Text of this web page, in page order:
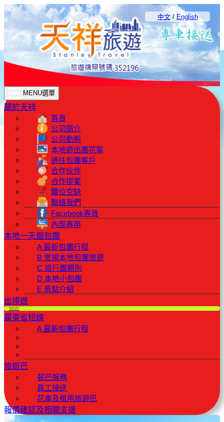
中文/ English
MENU選單
關於天祥
首頁
公司簡介
公司動態
本地遊出團花絮
過往包團客戶
合作伙伴
合作提案
職位空缺
聯絡我們
Facebook專頁
內部專用
本地一天遊包團
A 最新包團行程
B 常規本地包團旅遊
C 旅行團類別
D 本地小包團
E 景點介紹
出境遊
NEW!
廣東省短線
A 最新包團行程
旅遊巴
邨巴服務
員工接送
花車及租用旅遊巴
報價確認及相關支援